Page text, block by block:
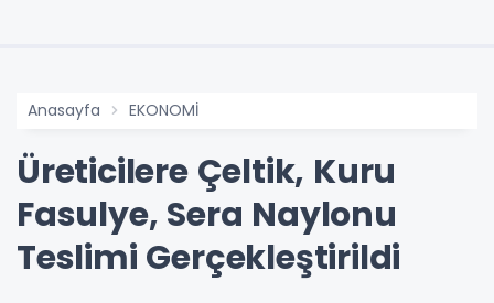
Anasayfa EKONOMİ
Üreticilere Çeltik, Kuru
Fasulye, Sera Naylonu
Teslimi Gerçekleştirildi